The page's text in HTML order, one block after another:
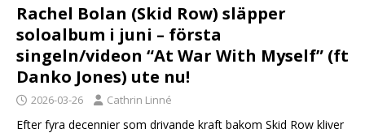
Rachel Bolan (Skid Row) släpper
soloalbum i juni – första
singeln/videon “At War With Myself” (ft
Danko Jones) ute nu!
2026-03-26 Cathrin Linné
Efter fyra decennier som drivande kraft bakom Skid Row kliver